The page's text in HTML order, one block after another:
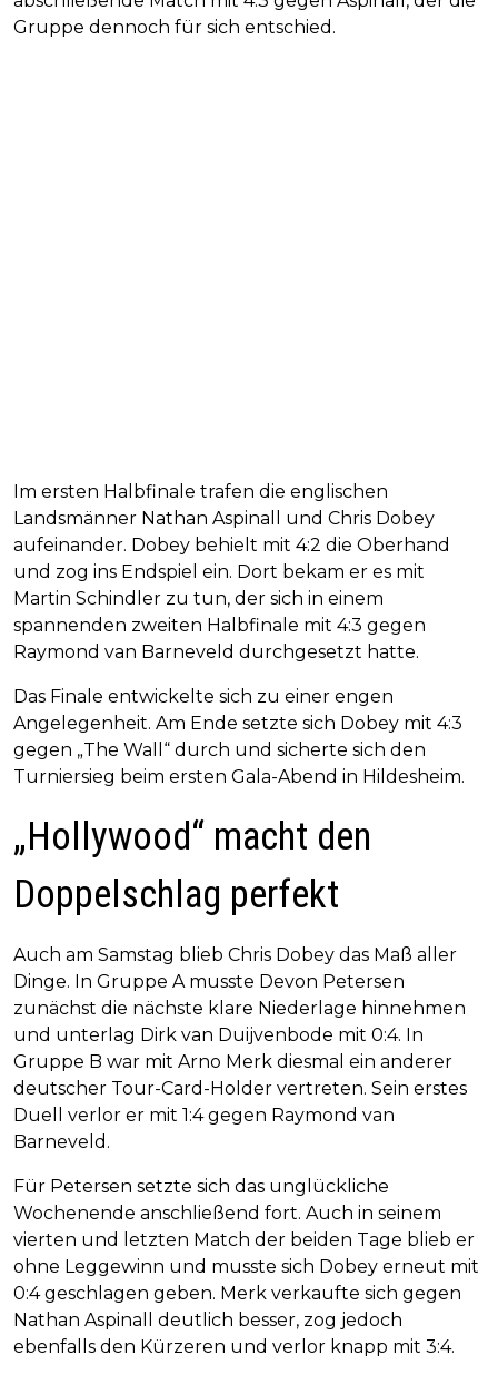
Gruppe dennoch für sich entschied.
Im ersten Halbfinale trafen die englischen
Landsmänner Nathan Aspinall und Chris Dobey
aufeinander. Dobey behielt mit 4:2 die Oberhand
und zog ins Endspiel ein. Dort bekam er es mit
Martin Schindler zu tun, der sich in einem
spannenden zweiten Halbfinale mit 4:3 gegen
Raymond van Barneveld durchgesetzt hatte.
Das Finale entwickelte sich zu einer engen
Angelegenheit. Am Ende setzte sich Dobey mit 4:3
gegen „The Wall“ durch und sicherte sich den
Turniersieg beim ersten Gala-Abend in Hildesheim.
„Hollywood“ macht den
Doppelschlag perfekt
Auch am Samstag blieb Chris Dobey das Maß aller
Dinge. In Gruppe A musste Devon Petersen
zunächst die nächste klare Niederlage hinnehmen
und unterlag Dirk van Duijvenbode mit 0:4. In
Gruppe B war mit Arno Merk diesmal ein anderer
deutscher Tour-Card-Holder vertreten. Sein erstes
Duell verlor er mit 1:4 gegen Raymond van
Barneveld.
Für Petersen setzte sich das unglückliche
Wochenende anschließend fort. Auch in seinem
vierten und letzten Match der beiden Tage blieb er
ohne Leggewinn und musste sich Dobey erneut mit
0:4 geschlagen geben. Merk verkaufte sich gegen
Nathan Aspinall deutlich besser, zog jedoch
ebenfalls den Kürzeren und verlor knapp mit 3:4.